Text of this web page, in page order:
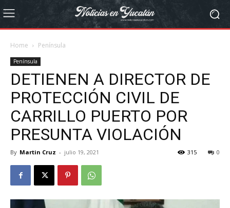
Home Península
Península
DETIENEN A DIRECTOR DE
PROTECCIÓN CIVIL DE
CARRILLO PUERTO POR
PRESUNTA VIOLACIÓN
By Martin Cruz - julio 19, 2021 0
315